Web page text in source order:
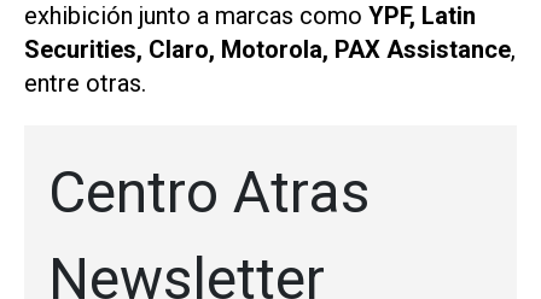
exhibición junto a marcas como YPF, Latin
Securities, Claro, Motorola, PAX Assistance,
entre otras.